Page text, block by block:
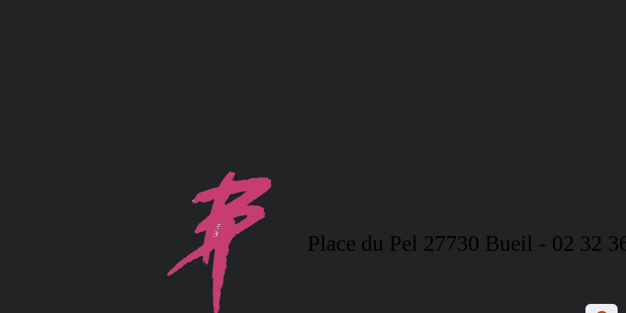
Place du Pel 27730 Bueil - 02 32